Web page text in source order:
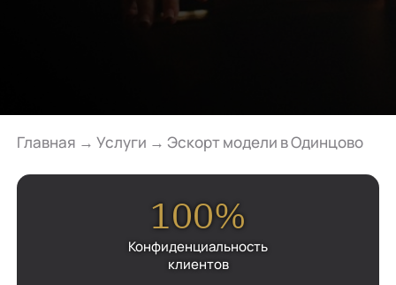
Главная → Услуги → Эскорт модели в Одинцово
100%
Конфиденциальность
клиентов